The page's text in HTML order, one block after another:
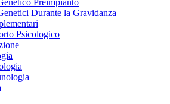
Preimpianto
Durante la Gravidanza
Psicologico